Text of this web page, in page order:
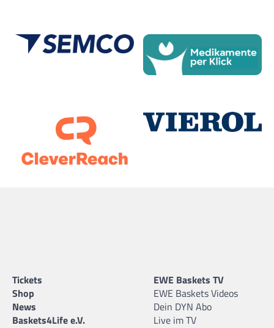
Tickets
Shop
News
Baskets4Life e.V.
EWE Baskets TV
EWE Baskets Videos
Dein DYN Abo
Live im TV